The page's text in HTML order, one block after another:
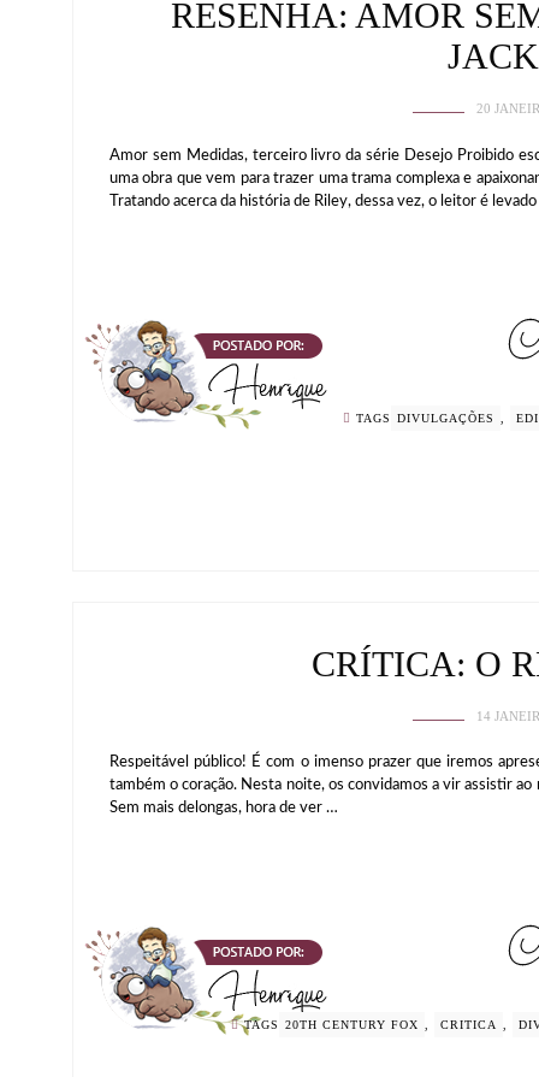
RESENHA: AMOR
20
Amor sem Medidas, terceiro livro da série Desejo Proibido
uma obra que vem para trazer uma trama complexa e
Tratando acerca da história de Riley, dessa vez, o leitor é
TAGS DIVULGAÇÕES
CRÍTICA: O
14
Respeitável público! É com o imenso prazer que iremos
também o coração. Nesta noite, os convidamos a vir assistir
Sem mais delongas, hora de ver …
TAGS 20TH CENTURY FOX CRITICA